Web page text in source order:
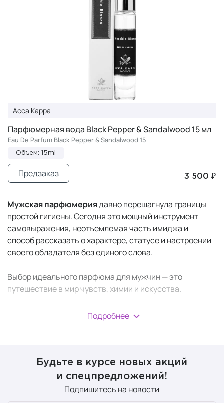
Acca Kappa
Парфюмерная вода Black Pepper & Sandalwood 15 мл
Eau De Parfum Black Pepper & Sandalwood 15
Объем: 15ml
3 500 ₽
Предзаказ
Мужская парфюмериядавно перешагнула границы
простой гигиены. Сегодня это мощный инструмент
самовыражения, неотъемлемая часть имиджа и
способ рассказать о характере, статусе и настроении
своего обладателя без единого слова.
Выбор идеального парфюма для мужчин — это
путешествие в мир чувств, химии и искусства.
Основное различие между видами парфюмерии
заключается в концентрации парфюмерного масла —
Подробнее
Будьте в курсе новых акций
и спецпредложений!
Подпишитесь на новости